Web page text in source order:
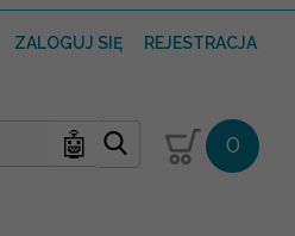
ZALOGUJ SIĘ REJESTRACJA
🤖 0